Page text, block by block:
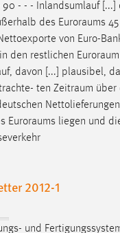
90 - - - Inlandsumlauf [...]
des Euroraums
von Euro-
den restlichen Euroraum
davon [...] plausibel,
ten Zeitraum über
Euroraums liegen und
2012-1
und
_pk_id, _pk_ses
werden von
um personalisierte